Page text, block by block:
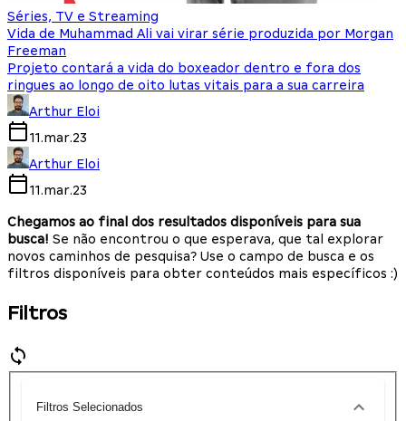
Séries, TV e Streaming
Vida de Muhammad Ali vai virar série produzida por Morgan
Freeman
Projeto contará a vida do boxeador dentro e fora dos
ringues ao longo de oito lutas vitais para a sua carreira
Arthur Eloi
11.mar.23
Arthur Eloi
11.mar.23
Chegamos ao final dos resultados disponíveis para sua
busca! Se não encontrou o que esperava, que tal explorar
novos caminhos de pesquisa? Use o campo de busca e os
filtros disponíveis para obter conteúdos mais específicos :)
Filtros
Filtros Selecionados